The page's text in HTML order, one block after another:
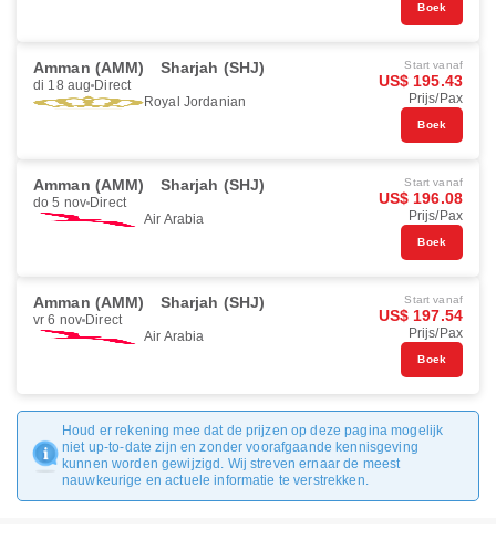
Boek
Amman (AMM) Sharjah (SHJ)
di 18 aug Direct
Royal Jordanian
Start vanaf
US$ 195.43
Prijs/Pax
Boek
Amman (AMM) Sharjah (SHJ)
do 5 nov Direct
Air Arabia
Start vanaf
US$ 196.08
Prijs/Pax
Boek
Amman (AMM) Sharjah (SHJ)
vr 6 nov Direct
Air Arabia
Start vanaf
US$ 197.54
Prijs/Pax
Boek
Houd er rekening mee dat de prijzen op deze pagina mogelijk
niet up-to-date zijn en zonder voorafgaande kennisgeving
kunnen worden gewijzigd. Wij streven ernaar de meest
nauwkeurige en actuele informatie te verstrekken.